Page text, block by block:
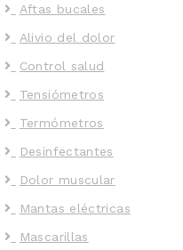
Aftas bucales
Alivio del dolor
Control salud
Tensiómetros
Termómetros
Desinfectantes
Dolor muscular
Mantas eléctricas
Mascarillas